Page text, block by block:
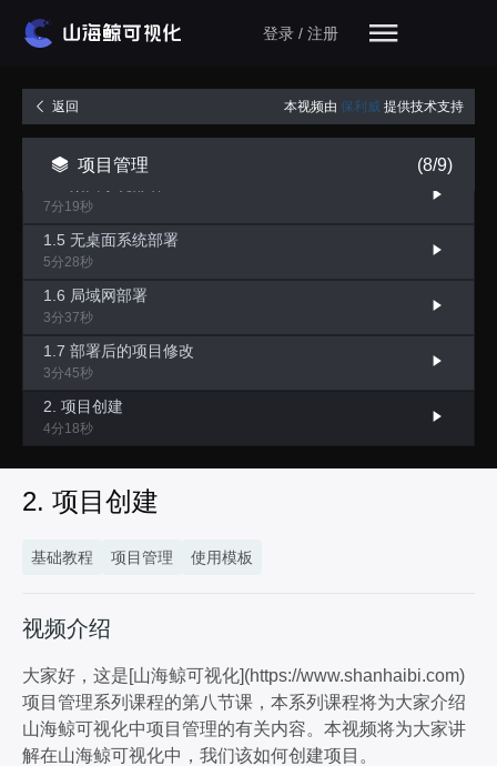
登录 / 注册
返回 本视频由 保利威 提供技术支持
项目管理 (8/9)
1.1 项目部署流程
3分01秒
1.3 部署文件部署
7分19秒
1.5 无桌面系统部署
5分28秒
1.6 局域网部署
3分37秒
1.7 部署后的项目修改
3分45秒
2. 项目创建
4分18秒
2. 项目创建
基础教程 项目管理 使用模板
视频介绍
大家好，这是[山海鲸可视化](https://www.shanhaibi.com)
项目管理系列课程的第八节课，本系列课程将为大家介绍
山海鲸可视化中项目管理的有关内容。本视频将为大家讲
解在山海鲸可视化中，我们该如何创建项目。